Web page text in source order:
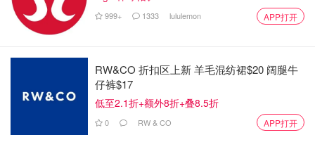
999+ 1333 lululemon APP打开
RW&CO 折扣区上新 羊毛混纺裙$20 阔腿牛
仔裤$17
低至2.1折+额外8折+叠8.5折
0 RW & CO APP打开